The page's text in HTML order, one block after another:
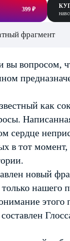
399 ₽
фрагмент
вы вопросом,
как
сердце
тот момент,
новый
нашего
этого